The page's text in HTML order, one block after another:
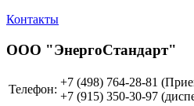
Контакты
ООО "ЭнергоСтандарт"
Телефон:
+7 (498) 764-28-81
+7 (915) 350-30-97